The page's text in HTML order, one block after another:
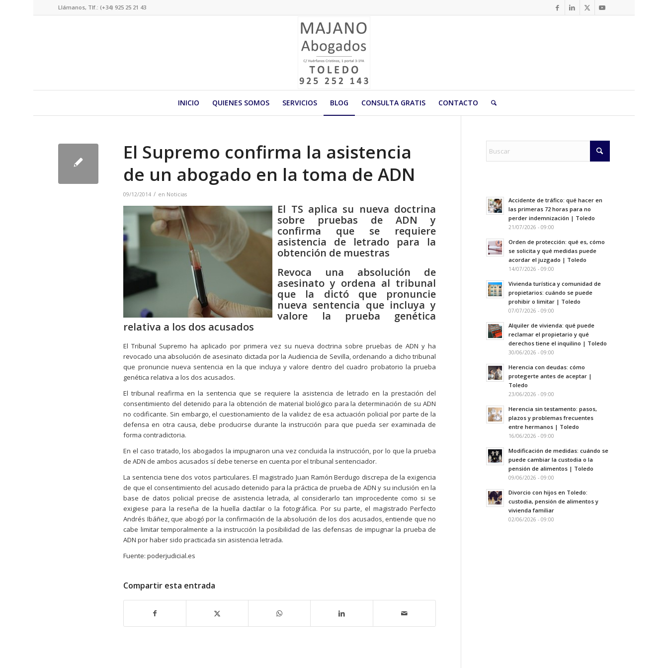
Llámanos, Tlf.: (+34) 925 25 21 43
INICIO QUIENES SOMOS SERVICIOS BLOG CONSULTA GRATIS CONTACTO
El Supremo confirma la asistencia
de un abogado en la toma de ADN
09/12/2014 / en Noticias
El TS aplica su nueva doctrina
sobre pruebas de ADN y
confirma que se requiere
asistencia de letrado para la
obtención de muestras
Revoca una absolución de
asesinato y ordena al tribunal
que la dictó que pronuncie
nueva sentencia que incluya y
valore la prueba genética
relativa a los dos acusados
El Tribunal Supremo ha aplicado por primera vez su nueva doctrina sobre pruebas de ADN y ha
revocado una absolución de asesinato dictada por la Audiencia de Sevilla, ordenando a dicho tribunal
que pronuncie nueva sentencia en la que incluya y valore dentro del cuadro probatorio la prueba
genética relativa a los dos acusados.
El tribunal reafirma en la sentencia que se requiere la asistencia de letrado en la prestación del
consentimiento del detenido para la obtención de material biológico para la determinación de su ADN
no codificante. Sin embargo, el cuestionamiento de la validez de esa actuación policial por parte de la
defensa en otra causa, debe producirse durante la instrucción para que pueda ser examinada de
forma contradictoria.
En el caso tratado, los abogados la impugnaron una vez concluida la instrucción, por lo que la prueba
de ADN de ambos acusados sí debe tenerse en cuenta por el tribunal sentenciador.
La sentencia tiene dos votos particulares. El magistrado Juan Ramón Berdugo discrepa de la exigencia
de que el consentimiento del acusado detenido para la práctica de prueba de ADN y su inclusión en la
base de datos policial precise de asistencia letrada, al considerarlo tan improcedente como si se
exigiese para la reseña de la huella dactilar o la fotográfica. Por su parte, el magistrado Perfecto
Andrés Ibáñez, que abogó por la confirmación de la absolución de los dos acusados, entiende que no
cabe limitar temporalmente a la instrucción la posibilidad de las defensas de impugnar la prueba de
ADN por haber sido practicada sin asistencia letrada.
Fuente: poderjudicial.es
Compartir esta entrada
Accidente de tráfico: qué hacer en
las primeras 72 horas para no
perder indemnización | Toledo
21/07/2026 - 09:00
Orden de protección: qué es, cómo
se solicita y qué medidas puede
acordar el juzgado | Toledo
14/07/2026 - 09:00
Vivienda turística y comunidad de
propietarios: cuándo se puede
prohibir o limitar | Toledo
07/07/2026 - 09:00
Alquiler de vivienda: qué puede
reclamar el propietario y qué
derechos tiene el inquilino | Toledo
30/06/2026 - 09:00
Herencia con deudas: cómo
protegerte antes de aceptar |
Toledo
23/06/2026 - 09:00
Herencia sin testamento: pasos,
plazos y problemas frecuentes
entre hermanos | Toledo
16/06/2026 - 09:00
Modificación de medidas: cuándo se
puede cambiar la custodia o la
pensión de alimentos | Toledo
09/06/2026 - 09:00
Divorcio con hijos en Toledo:
custodia, pensión de alimentos y
vivienda familiar
02/06/2026 - 09:00